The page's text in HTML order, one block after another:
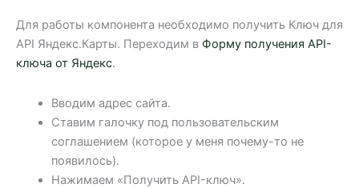
Для работы компонента необходимо получить Ключ для
API Яндекс.Карты. Переходим в Форму получения API-
ключа от Яндекс.
Вводим адрес сайта.
Ставим галочку под пользовательским
соглашением (которое у меня почему-то не
появилось).
Нажимаем «Получить API-ключ».